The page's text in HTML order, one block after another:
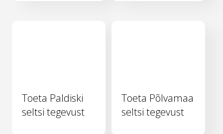
Toeta Paldiski
seltsi tegevust
Toeta Põlvamaa
seltsi tegevust